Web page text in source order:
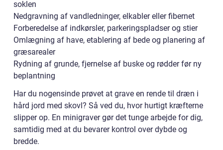
soklen
Nedgravning af vandledninger, elkabler eller fibernet
Forberedelse af indkørsler, parkeringspladser og stier
Omlægning af have, etablering af bede og planering af
græsarealer
Rydning af grunde, fjernelse af buske og rødder før ny
beplantning
Har du nogensinde prøvet at grave en rende til dræn i
hård jord med skovl? Så ved du, hvor hurtigt kræfterne
slipper op. En minigraver gør det tunge arbejde for dig,
samtidig med at du bevarer kontrol over dybde og
bredde.